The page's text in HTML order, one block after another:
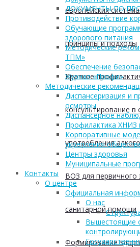
европейских
принципы и подходы
Краткое
консультирование в
употребления
ВОЗ для первичного
санитарной помощи
Формирование
ДОКУМЕНТЫ ПО
Противодействие
Обучающие
здорового питания
Методические
ТПМ»
Обеспечение
Журнал «Профи»
Методические
Диспансеризация и
осмотры
Диспансерное
Профилактика
Корпоративные
укрепления
Центры здоровья
Муниципальные
Контакты
О центре
Официальная
О нас
Вышестоящие